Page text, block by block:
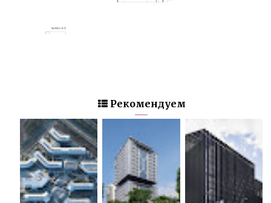
Рекомендуем